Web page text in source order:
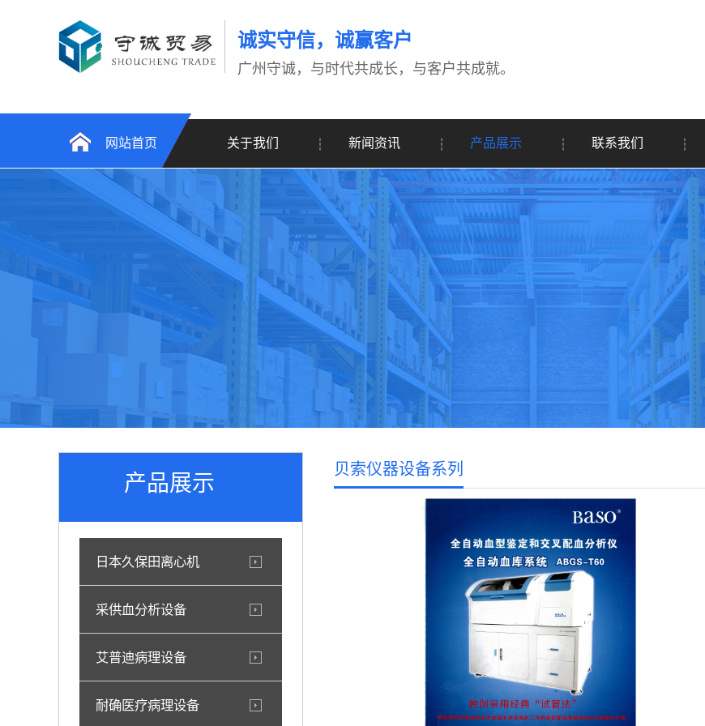
诚实守信，诚赢客户
广州守诚，与时代共成长，与客户共成就。
网站首页 关于我们 新闻资讯 产品展示 联系我们
产品展示
日本久保田离心机
采供血分析设备
艾普迪病理设备
耐确医疗病理设备
贝索仪器设备系列